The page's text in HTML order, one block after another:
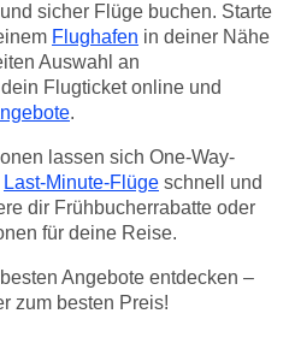
sicher Flüge buchen. Starte
Flughafen in deiner Nähe
Auswahl an
Flugticket online und
.
lassen sich One-Way-
Last-Minute-Flüge schnell und
dir Frühbucherrabatte oder
für deine Reise.
Angebote entdecken –
zum besten Preis!